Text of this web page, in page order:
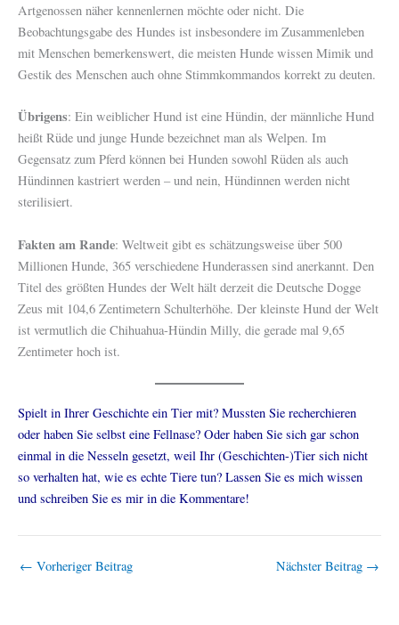
Artgenossen näher kennenlernen möchte oder nicht. Die
Beobachtungsgabe des Hundes ist insbesondere im Zusammenleben
mit Menschen bemerkenswert, die meisten Hunde wissen Mimik und
Gestik des Menschen auch ohne Stimmkommandos korrekt zu deuten.
Übrigens: Ein weiblicher Hund ist eine Hündin, der männliche Hund
heißt Rüde und junge Hunde bezeichnet man als Welpen. Im
Gegensatz zum Pferd können bei Hunden sowohl Rüden als auch
Hündinnen kastriert werden – und nein, Hündinnen werden nicht
sterilisiert.
Fakten am Rande: Weltweit gibt es schätzungsweise über 500
Millionen Hunde, 365 verschiedene Hunderassen sind anerkannt. Den
Titel des größten Hundes der Welt hält derzeit die Deutsche Dogge
Zeus mit 104,6 Zentimetern Schulterhöhe. Der kleinste Hund der Welt
ist vermutlich die Chihuahua-Hündin Milly, die gerade mal 9,65
Zentimeter hoch ist.
Spielt in Ihrer Geschichte ein Tier mit? Mussten Sie recherchieren
oder haben Sie selbst eine Fellnase? Oder haben Sie sich gar schon
einmal in die Nesseln gesetzt, weil Ihr (Geschichten-)Tier sich nicht
so verhalten hat, wie es echte Tiere tun? Lassen Sie es mich wissen
und schreiben Sie es mir in die Kommentare!
← Vorheriger Beitrag Nächster Beitrag →